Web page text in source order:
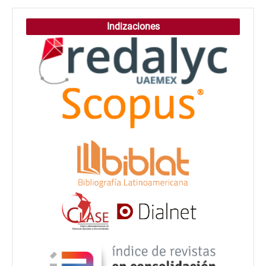
Indizaciones